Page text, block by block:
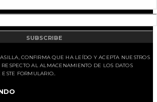
SUBSCRIBE
CONFIRMA QUE HA LEÍDO Y ACEPTA NUESTROS
AL ALMACENAMIENTO DE LOS DATOS
FORMULARIO..